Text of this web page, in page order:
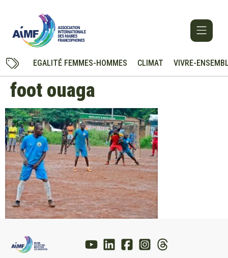
EGALITÉ FEMMES-HOMMES CLIMAT VIVRE-
foot ouaga